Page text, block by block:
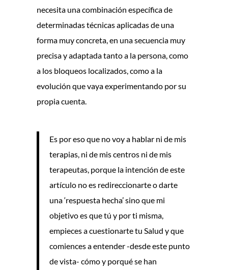
necesita una combinación específica de
determinadas técnicas aplicadas de una
forma muy concreta, en una secuencia muy
precisa y adaptada tanto a la persona, como
a los bloqueos localizados, como a la
evolución que vaya experimentando por su
propia cuenta.
Es por eso que no voy a hablar ni de mis
terapias, ni de mis centros ni de mis
terapeutas, porque la intención de este
artículo no es redireccionarte o darte
una ‘respuesta hecha’ sino que mi
objetivo es que tú y por ti misma,
empieces a cuestionarte tu Salud y que
comiences a entender -desde este punto
de vista- cómo y porqué se han